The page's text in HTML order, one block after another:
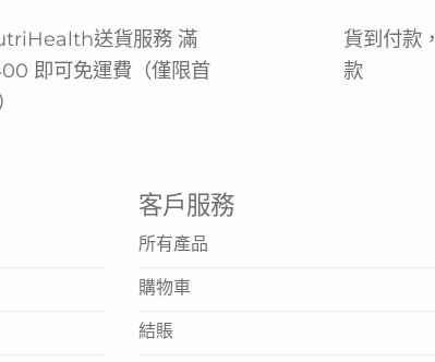
送貨服務 滿
即可免運費（僅限首
貨到付款
款
客戶服務
所有產品
購物車
結賬